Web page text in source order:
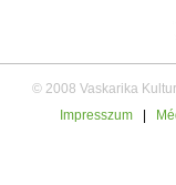
© 2008 Vaskarika
Impresszum